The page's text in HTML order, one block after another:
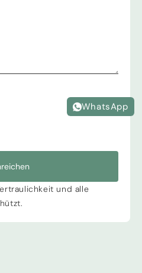
und alle
WhatsApp